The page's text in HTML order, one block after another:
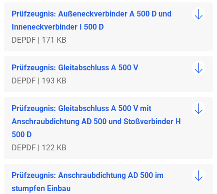
Prüfzeugnis: Außeneckverbinder A 500 D und
Inneneckverbinder I 500 D
DEPDF | 171 KB
Prüfzeugnis: Gleitabschluss A 500 V
DEPDF | 193 KB
Prüfzeugnis: Gleitabschluss A 500 V mit
Anschraubdichtung AD 500 und Stoßverbinder H
500 D
DEPDF | 122 KB
Prüfzeugnis: Anschraubdichtung AD 500 im
stumpfen Einbau